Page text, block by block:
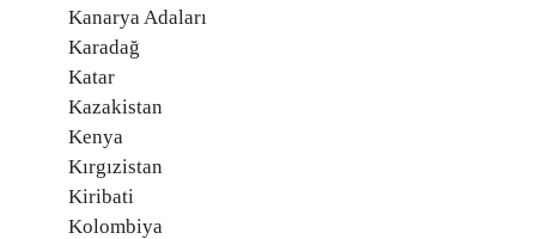
Kanarya Adaları
Karadağ
Katar
Kazakistan
Kenya
Kırgızistan
Kiribati
Kolombiya